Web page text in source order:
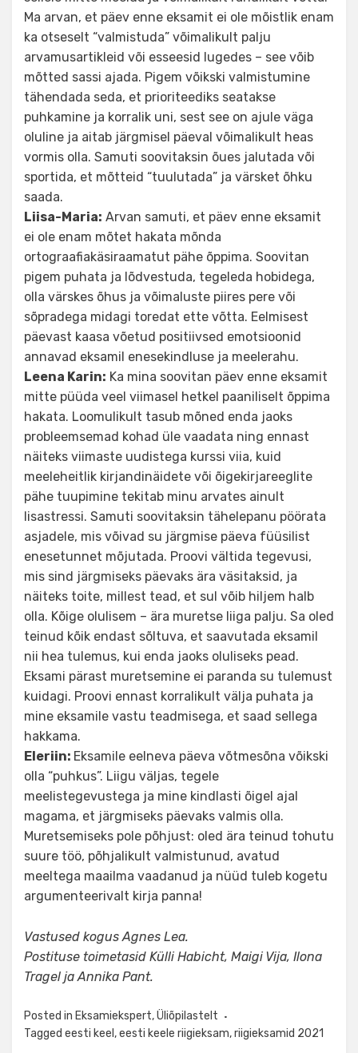
Ma arvan, et päev enne eksamit ei ole mõistlik enam
ka otseselt “valmistuda” võimalikult palju
arvamusartikleid või esseesid lugedes – see võib
mõtted sassi ajada. Pigem võikski valmistumine
tähendada seda, et prioriteediks seatakse
puhkamine ja korralik uni, sest see on ajule väga
oluline ja aitab järgmisel päeval võimalikult heas
vormis olla. Samuti soovitaksin õues jalutada või
sportida, et mõtteid “tuulutada” ja värsket õhku
saada.
Liisa-Maria: Arvan samuti, et päev enne eksamit
ei ole enam mõtet hakata mõnda
ortograafiakäsiraamatut pähe õppima. Soovitan
pigem puhata ja lõdvestuda, tegeleda hobidega,
olla värskes õhus ja võimaluste piires pere või
sõpradega midagi toredat ette võtta. Eelmisest
päevast kaasa võetud positiivsed emotsioonid
annavad eksamil enesekindluse ja meelerahu.
Leena Karin: Ka mina soovitan päev enne eksamit
mitte püüda veel viimasel hetkel paaniliselt õppima
hakata. Loomulikult tasub mõned enda jaoks
probleemsemad kohad üle vaadata ning ennast
näiteks viimaste uudistega kurssi viia, kuid
meeleheitlik kirjandinäidete või õigekirjareeglite
pähe tuupimine tekitab minu arvates ainult
lisastressi. Samuti soovitaksin tähelepanu pöörata
asjadele, mis võivad su järgmise päeva füüsilist
enesetunnet mõjutada. Proovi vältida tegevusi,
mis sind järgmiseks päevaks ära väsitaksid, ja
näiteks toite, millest tead, et sul võib hiljem halb
olla. Kõige olulisem – ära muretse liiga palju. Sa oled
teinud kõik endast sõltuva, et saavutada eksamil
nii hea tulemus, kui enda jaoks oluliseks pead.
Eksami pärast muretsemine ei paranda su tulemust
kuidagi. Proovi ennast korralikult välja puhata ja
mine eksamile vastu teadmisega, et saad sellega
hakkama.
Eleriin: Eksamile eelneva päeva võtmesõna võikski
olla “puhkus”. Liigu väljas, tegele
meelistegevustega ja mine kindlasti õigel ajal
magama, et järgmiseks päevaks valmis olla.
Muretsemiseks pole põhjust: oled ära teinud tohutu
suure töö, põhjalikult valmistunud, avatud
meeltega maailma vaadanud ja nüüd tuleb kogetu
argumenteerivalt kirja panna!
Vastused kogus Agnes Lea.
Postituse toimetasid Külli Habicht, Maigi Vija, Ilona
Tragel ja Annika Pant.
Posted in Eksamiekspert,Üliõpilastelt
Tagged eesti keel ,eesti keele riigieksam,riigieksamid 2021